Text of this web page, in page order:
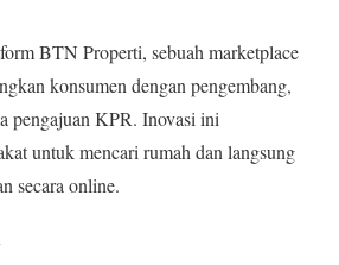
BTN Properti, sebuah marketplace
konsumen dengan pengembang,
pengajuan KPR. Inovasi ini
untuk mencari rumah dan langsung
secara online.